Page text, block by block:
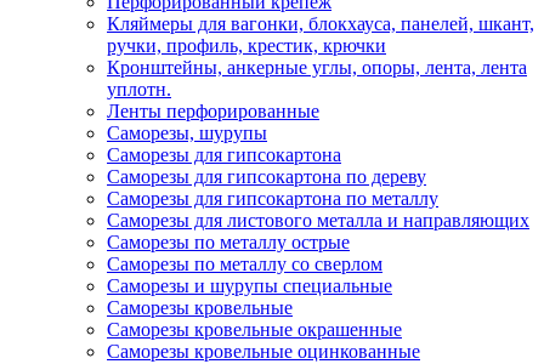
Кляймеры для вагонки, блокхауса, панелей, шкант,
ручки, профиль, крестик, крючки
Кронштейны, анкерные углы, опоры, лента, лента
уплотн.
Ленты перфорированные
Саморезы, шурупы
Саморезы для гипсокартона
Саморезы для гипсокартона по дереву
Саморезы для гипсокартона по металлу
Саморезы для листового металла и направляющих
Саморезы по металлу острые
Саморезы по металлу со сверлом
Саморезы и шурупы специальные
Саморезы кровельные
Саморезы кровельные окрашенные
Саморезы кровельные оцинкованные